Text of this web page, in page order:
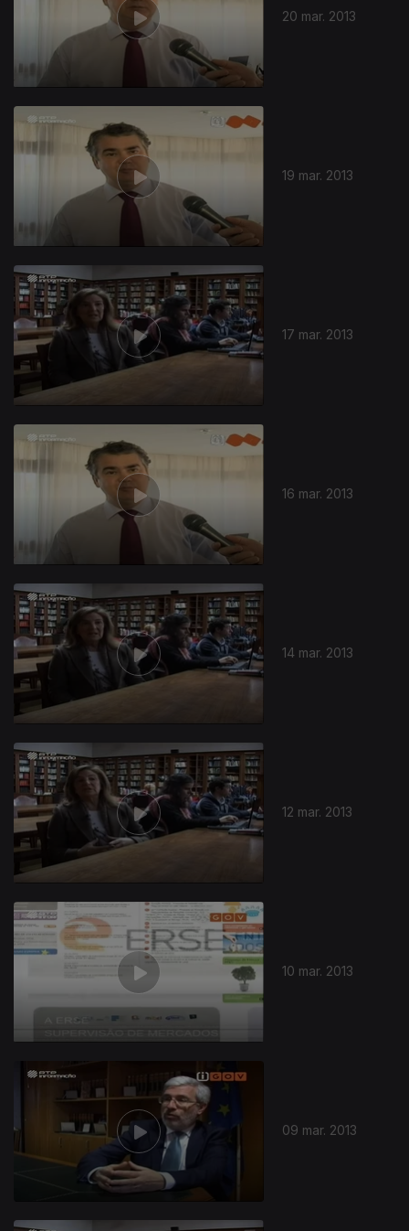
20 mar. 2013
19 mar. 2013
17 mar. 2013
16 mar. 2013
14 mar. 2013
12 mar. 2013
10 mar. 2013
09 mar. 2013